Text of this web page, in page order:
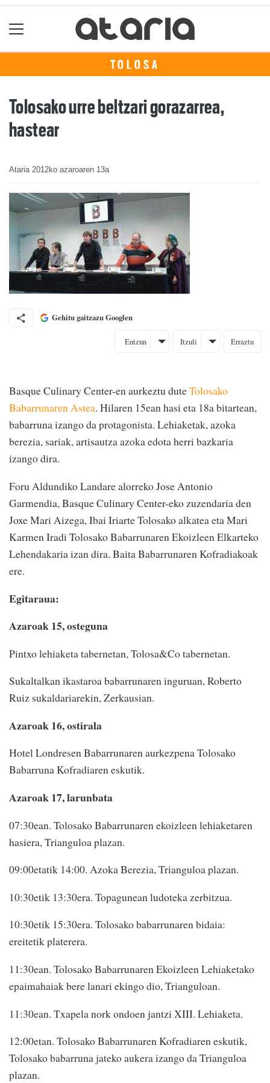
TOLOSA
Tolosako urre beltzari gorazarrea,
hastear
Ataria 2012ko azaroaren 13a
Gehitu gaitzazu Googlen
Entzun Itzuli Erraztu
Basque Culinary Center-en aurkeztu duteTolosako
Babarrunaren Astea. Hilaren 15ean hasi eta 18a bitartean,
babarruna izango da protagonista. Lehiaketak, azoka
berezia, sariak, artisautza azoka edota herri bazkaria
izango dira.
Foru Aldundiko Landare alorreko Jose Antonio
Garmendia, Basque Culinary Center-eko zuzendaria den
Joxe Mari Aizega, Ibai Iriarte Tolosako alkatea eta Mari
Karmen Iradi Tolosako Babarrunaren Ekoizleen Elkarteko
Lehendakaria izan dira. Baita Babarrunaren Kofradiakoak
ere.
Egitaraua:
Azaroak 15, osteguna
Pintxo lehiaketa tabernetan, Tolosa&Co tabernetan.
Sukaltalkan ikastaroa babarrunaren inguruan, Roberto
Ruiz sukaldariarekin, Zerkausian.
Azaroak 16, ostirala
Hotel Londresen Babarrunaren aurkezpena Tolosako
Babarruna Kofradiaren eskutik.
Azaroak 17, larunbata
07:30ean. Tolosako Babarrunaren ekoizleen lehiaketaren
hasiera, Trianguloa plazan.
09:00etatik 14:00. Azoka Berezia, Trianguloa plazan.
10:30etik 13:30era. Topagunean ludoteka zerbitzua.
10:30etik 15:30era. Tolosako babarrunaren bidaia:
ereitetik platerera.
11:30ean. Tolosako Babarrunaren Ekoizleen Lehiaketako
epaimahaiak bere lanari ekingo dio, Trianguloan.
11:30ean. Txapela nork ondoen jantzi XIII. Lehiaketa.
12:00etan. Tolosako Babarrunaren Kofradiaren eskutik,
Tolosako babarruna jateko aukera izango da Trianguloa
plazan.